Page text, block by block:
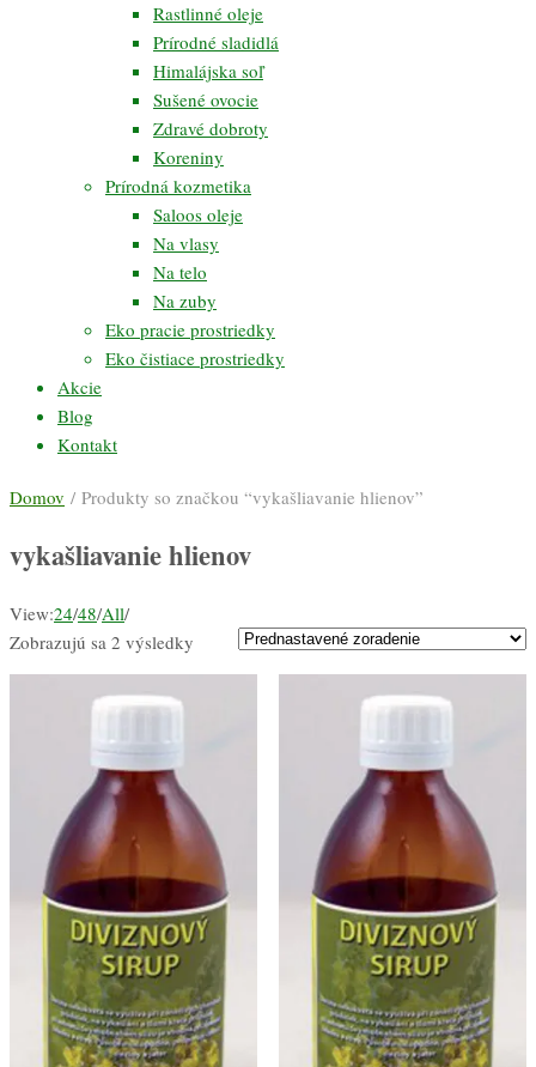
Rastlinné oleje
Prírodné sladidlá
Himalájska soľ
Sušené ovocie
Zdravé dobroty
Koreniny
Prírodná kozmetika
Saloos oleje
Na vlasy
Na telo
Na zuby
Eko pracie prostriedky
Eko čistiace prostriedky
Akcie
Blog
Kontakt
Domov / Produkty so značkou “vykašliavanie hlienov”
vykašliavanie hlienov
View:24/48/All/
Zobrazujú sa 2 výsledky